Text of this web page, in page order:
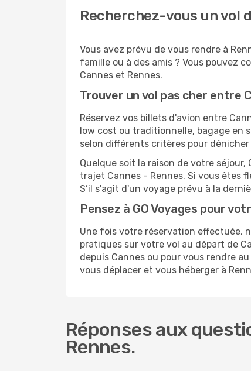
Recherchez-vous un vol
Vous avez prévu de vous rendre à
famille ou à des amis ? Vous pouvez
Cannes et Rennes.
Trouver un vol pas cher entre
Réservez vos billets d'avion entre
low cost ou traditionnelle, bagage en
selon différents critères pour
Quelque soit la raison de votre séjour,
trajet Cannes - Rennes. Si vous êtes
S’il s'agit d'un voyage prévu à la
Pensez à GO Voyages pour
Une fois votre réservation effectuée,
pratiques sur votre vol au départ de
depuis Cannes ou pour vous rendre
vous déplacer et vous héberger à
Réponses aux
Rennes.